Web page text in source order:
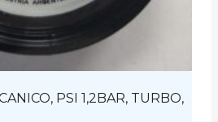
PSI 1,2BAR, TURBO,